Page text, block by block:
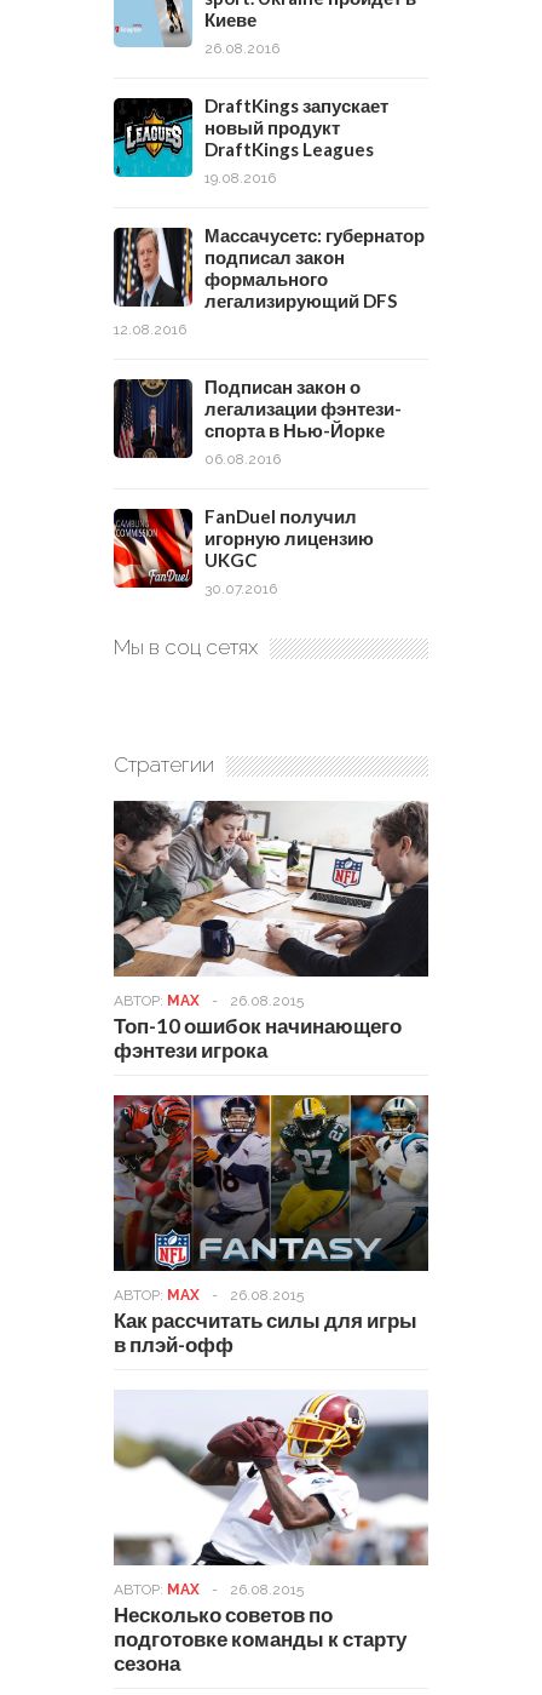
Киеве
26.08.2016
DraftKings запускает
новый продукт
DraftKings Leagues
19.08.2016
Массачусетс: губернатор
подписал закон
формального
легализирующий DFS
12.08.2016
Подписан закон о
легализации фэнтези-
спорта в Нью-Йорке
06.08.2016
FanDuel получил
игорную лицензию
UKGC
30.07.2016
Мы в соц сетях
Стратегии
АВТОР: MAX - 26.08.2015
Топ-10 ошибок начинающего
фэнтези игрока
АВТОР: MAX - 26.08.2015
Как рассчитать силы для игры
в плэй-офф
АВТОР: MAX - 26.08.2015
Несколько советов по
подготовке команды к старту
сезона